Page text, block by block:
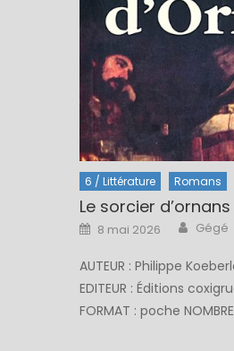
6 / Littérature Romans
Le sorcier d’ornans
Posted
on
8 mai 2026 Author
Gégé
AUTEUR : Philippe
EDITEUR : Éditions
FORMAT : poche